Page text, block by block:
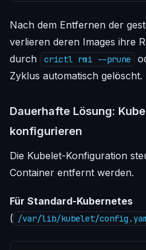
Nach dem Entfernen der
verlieren deren Images ihre
durch
crictl rmi --prune
Zyklus automatisch gelöscht.
Dauerhafte Lösung:
konfigurieren
Die Kubelet-Konfiguration
Container entfernt werden.
Für Standard-Kubernetes
( /var/lib/kubelet/